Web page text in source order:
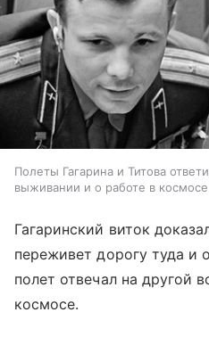
Полеты Гагарина и Титова
выживании и о работе в космосе
Гагаринский виток
переживет дорогу туда и
полет отвечал на другой
космосе.